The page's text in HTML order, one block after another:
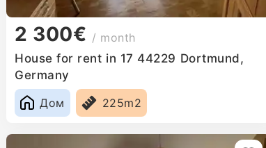
2 300€ / month
House for rent in 17 44229 Dortmund,
Germany
Дом
225m2